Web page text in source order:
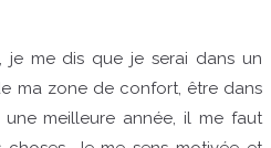
je me dis que je serai dans un
ma zone de confort, être dans
meilleure année, il me faut